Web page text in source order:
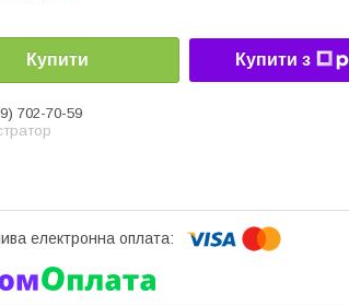
Купити Купити з
702-70-59